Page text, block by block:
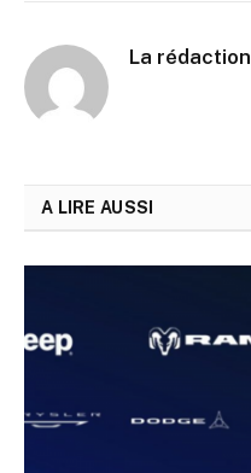
La rédaction
A LIRE AUSSI